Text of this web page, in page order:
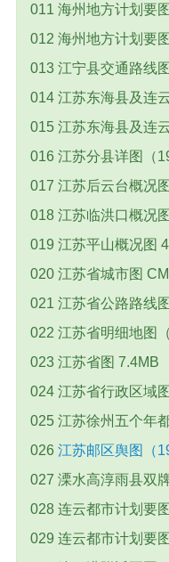
011 海州地方计划要
012 海州地方计划要
013 江宁县交通路线
014 江苏东海县及连
015 江苏东海县及连
016 江苏分县详图（
017 江苏后云台概况
018 江苏临洪口概况
019 江苏平山概况图
020 江苏省城市图
021 江苏省公路路线
022 江苏省明细地图
023 江苏省图 7.4MB
024 江苏省行政区域
025 江苏徐州五个年
026 江苏邮区舆图（
027 溧水高淳雨县双
028 连云都市计划要
029 连云都市计划要